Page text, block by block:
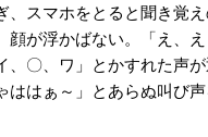
、スマホをとると聞き覚
顔が浮かばない。「え、
、〇、ワ」とかすれた声
ははぁ～」とあらぬ叫び